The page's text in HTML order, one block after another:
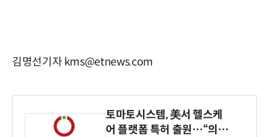
김명선기자 kms@etnews.com
토마토시스템, 美서 헬스케
어 플랫폼 특허 출원…“의료